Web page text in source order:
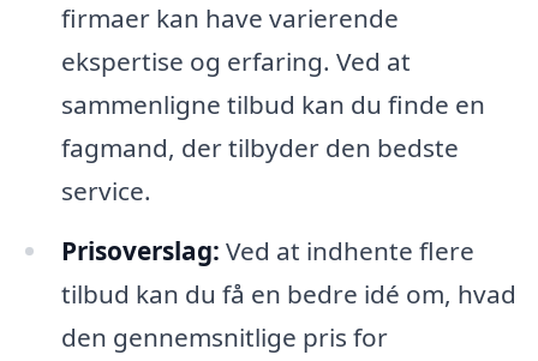
firmaer kan have varierende
ekspertise og erfaring. Ved at
sammenligne tilbud kan du finde en
fagmand, der tilbyder den bedste
service.
Prisoverslag: Ved at indhente flere
tilbud kan du få en bedre idé om, hvad
den gennemsnitlige pris for